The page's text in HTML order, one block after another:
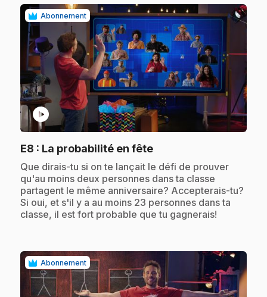
Abonnement
play_circle
E8 : La probabilité en fête.
.Que dirais-tu si on te lançait le défi de prouver
qu'au moins deux personnes dans ta classe
partagent le même anniversaire? Accepterais-tu?
Si oui, et s'il y a au moins 23 personnes dans ta
classe, il est fort probable que tu gagnerais!
Abonnement